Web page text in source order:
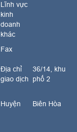
Lĩnh vực
kinh
doanh
khác
Fax
Địa chỉ
giao dịch
36/14, khu
phố 2
Huyện
Biên Hòa